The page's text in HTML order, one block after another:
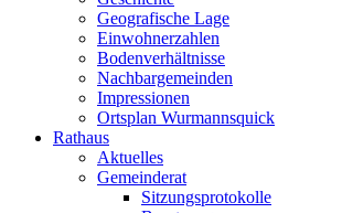
Geografische Lage
Einwohnerzahlen
Bodenverhältnisse
Nachbargemeinden
Impressionen
Ortsplan Wurmannsquick
Rathaus
Aktuelles
Gemeinderat
Sitzungsprotokolle